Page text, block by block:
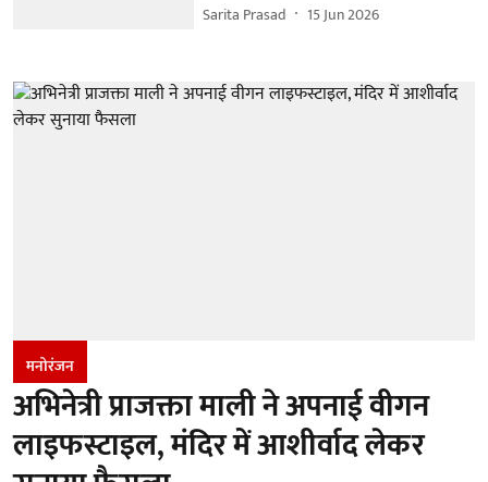
Sarita Prasad 15 Jun 2026
मनोरंजन
अभिनेत्री प्राजक्ता माली ने अपनाई वीगन
लाइफस्टाइल, मंदिर में आशीर्वाद लेकर